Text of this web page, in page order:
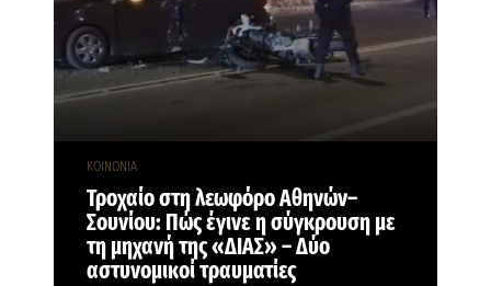
ΚΟΙΝΩΝΙΑ
Τροχαίο στη λεωφόρο Αθηνών–
Σουνίου: Πώς έγινε η σύγκρουση με
τη μηχανή της «ΔΙΑΣ» – Δύο
αστυνομικοί τραυματίες